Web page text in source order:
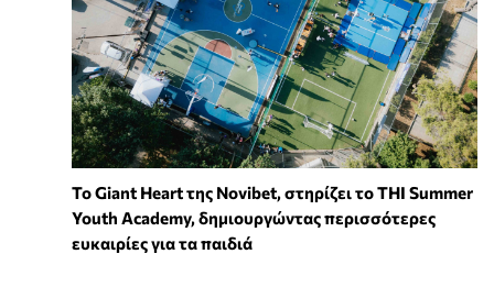
To Giant Heart της Novibet, στηρίζει το THI Summer
Youth Academy, δημιουργώντας περισσότερες
ευκαιρίες για τα παιδιά